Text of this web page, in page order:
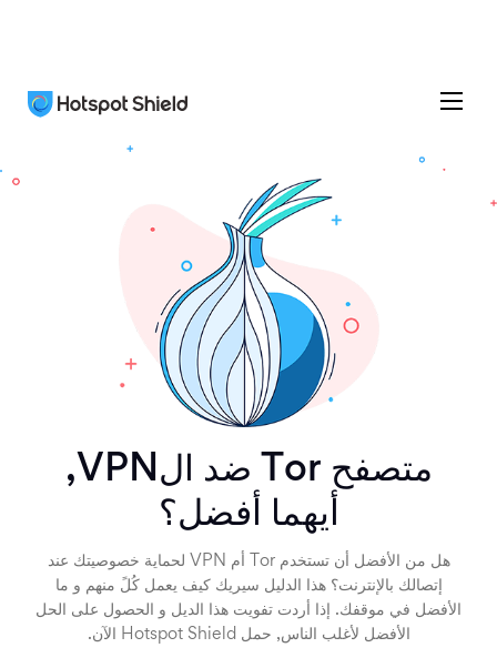
متصفح Tor ضد الVPN,
أيهما أفضل؟
هل من الأفضل أن تستخدم Tor أم VPN لحماية خصوصيتك عند
إتصالك بالإنترنت؟ هذا الدليل سيريك كيف يعمل كُلً منهم و ما
الأفضل في موقفك. إذا أردت تفويت هذا الديل و الحصول على الحل
الأفضل لأغلب الناس, حمل Hotspot Shield الآن.